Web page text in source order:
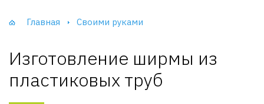
Главная Своими руками
Изготовление ширмы из
пластиковых труб